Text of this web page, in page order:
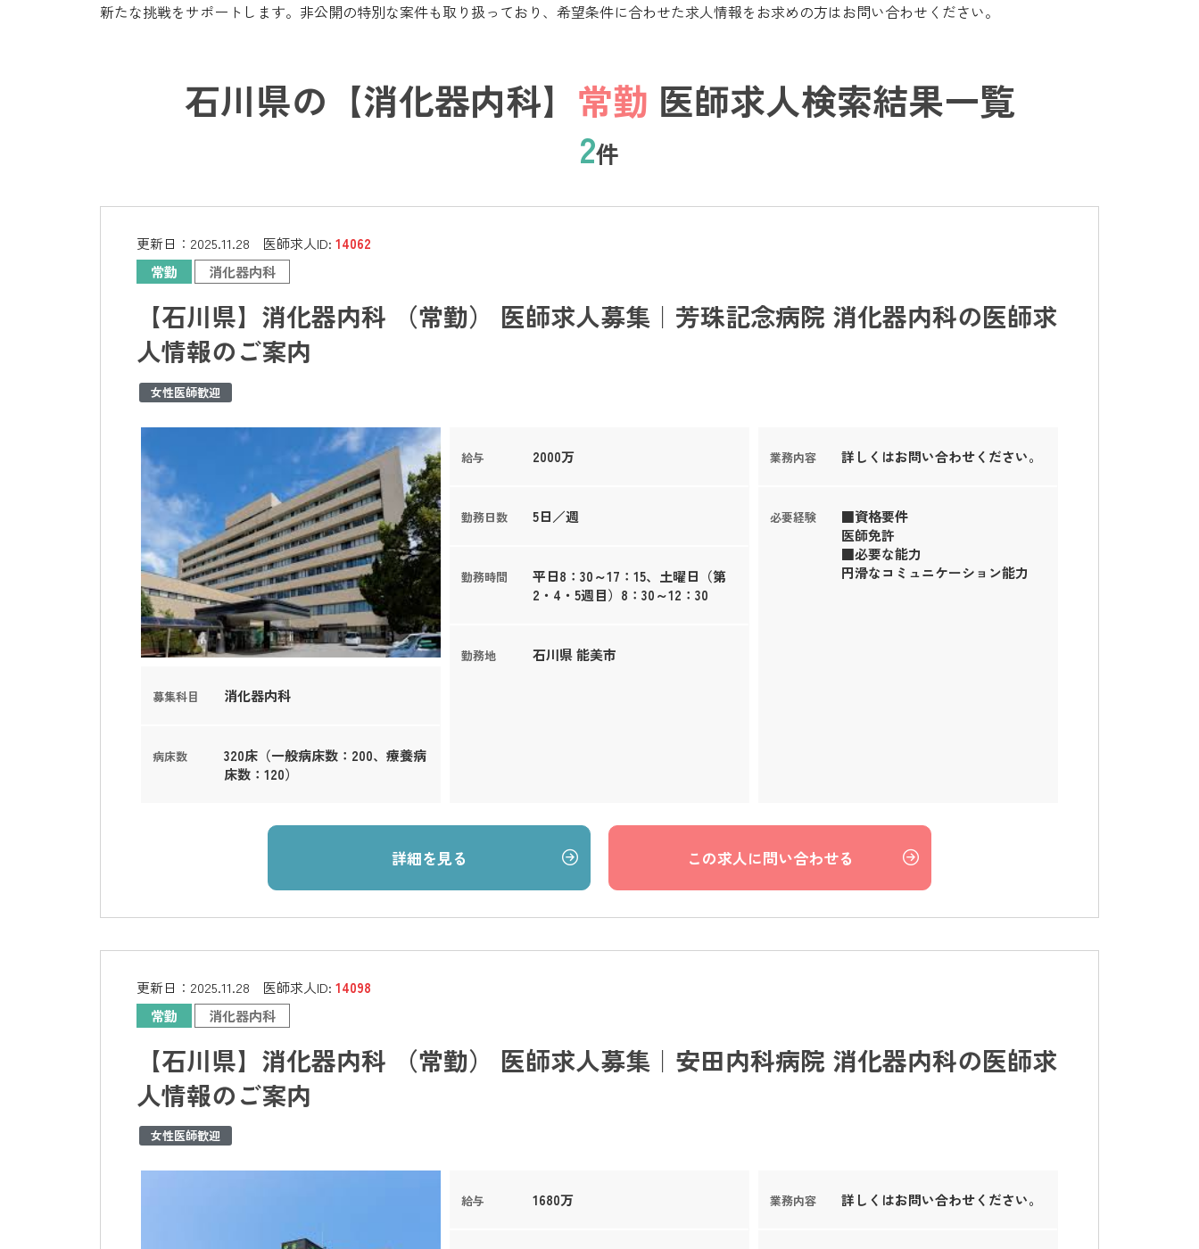
新たな挑戦をサポートします。非公開の特別な案件も取り扱っており、希望条件に合わせた求人情報をお求めの方はお問い合わせください。
石川県の【消化器内科】 常勤 医師求人検索結果一覧
2件
更新日： 2025.11.28 医師求人ID: 14062
常勤
消化器内科
【石川県】消化器内科 （常勤） 医師求人募集｜芳珠記念病院 消化器内科の医師求
人情報のご案内
女性医師歓迎
募集科目 消化器内科
病床数
320床（一般病床数：200、療養病
床数：120）
給与 2000万
勤務日数 5日／週
勤務時間
平日8：30～17：15、土曜日（第
2・4・5週目）8：30～12：30
勤務地 石川県 能美市
業務内容 詳しくはお問い合わせください。
必要経験
■資格要件
医師免許
■必要な能力
円滑なコミュニケーション能力
詳細を見る この求人に問い合わせる
更新日： 2025.11.28 医師求人ID: 14098
常勤
消化器内科
【石川県】消化器内科 （常勤） 医師求人募集｜安田内科病院 消化器内科の医師求
人情報のご案内
女性医師歓迎
給与 1680万 業務内容 詳しくはお問い合わせください。